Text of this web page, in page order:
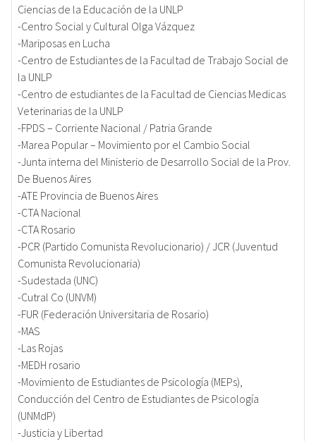
Ciencias de la Educación de la UNLP
-Centro Social y Cultural Olga Vázquez
-Mariposas en Lucha
-Centro de Estudiantes de la Facultad de Trabajo Social de
la UNLP
-Centro de estudiantes de la Facultad de Ciencias Medicas
Veterinarias de la UNLP
-FPDS – Corriente Nacional / Patria Grande
-Marea Popular – Movimiento por el Cambio Social
-Junta interna del Ministerio de Desarrollo Social de la Prov.
De Buenos Aires
-ATE Provincia de Buenos Aires
-CTA Nacional
-CTA Rosario
-PCR (Partido Comunista Revolucionario) / JCR (Juventud
Comunista Revolucionaria)
-Sudestada (UNC)
-Cutral Co (UNVM)
-FUR (Federación Universitaria de Rosario)
-MAS
-Las Rojas
-MEDH rosario
-Movimiento de Estudiantes de Psicología (MEPs),
Conducción del Centro de Estudiantes de Psicología
(UNMdP)
-Justicia y Libertad